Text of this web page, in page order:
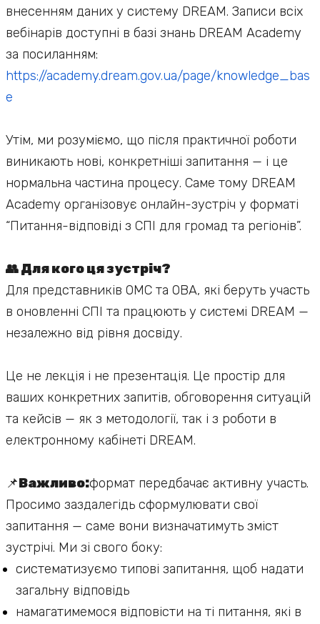
внесенням даних у систему DREAM. Записи всіх
вебінарів доступні в базі знань DREAM Academy
за посиланням:
https://academy.dream.gov.ua/page/knowledge_bas
e
Утім, ми розуміємо, що після практичної роботи
виникають нові, конкретніші запитання — і це
нормальна частина процесу. Саме тому DREAM
Academy організовує онлайн-зустріч у форматі
“Питання-відповіді з СПІ для громад та регіонів”.
👥 Для кого ця зустріч?
Для представників ОМС та ОВА, які беруть участь
в оновленні СПІ та працюють у системі DREAM —
незалежно від рівня досвіду.
Це не лекція і не презентація. Це простір для
ваших конкретних запитів, обговорення ситуацій
та кейсів — як з методології, так і з роботи в
електронному кабінеті DREAM.
📌Важливо:формат передбачає активну участь.
Просимо заздалегідь сформулювати свої
запитання — саме вони визначатимуть зміст
зустрічі. Ми зі свого боку:
систематизуємо типові запитання, щоб надати
загальну відповідь
намагатимемося відповісти на ті питання, які в